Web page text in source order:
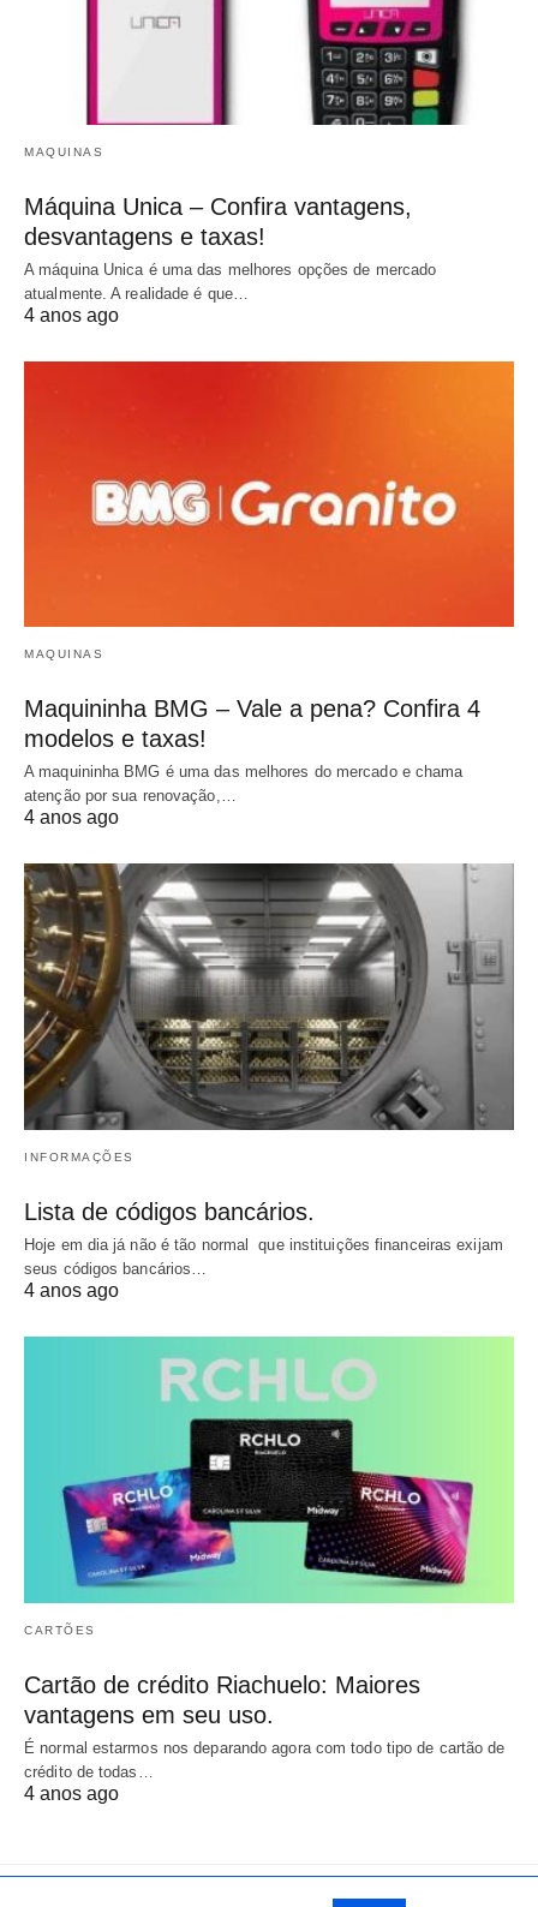
MAQUINAS
Máquina Unica – Confira vantagens,
desvantagens e taxas!
A máquina Unica é uma das melhores opções de mercado
atualmente. A realidade é que…
4 anos ago
MAQUINAS
Maquininha BMG – Vale a pena? Confira 4
modelos e taxas!
A maquininha BMG é uma das melhores do mercado e chama
atenção por sua renovação,…
4 anos ago
INFORMAÇÕES
Lista de códigos bancários.
Hoje em dia já não é tão normal que instituições financeiras exijam
seus códigos bancários…
4 anos ago
CARTÕES
Cartão de crédito Riachuelo: Maiores
vantagens em seu uso.
É normal estarmos nos deparando agora com todo tipo de cartão de
crédito de todas…
4 anos ago